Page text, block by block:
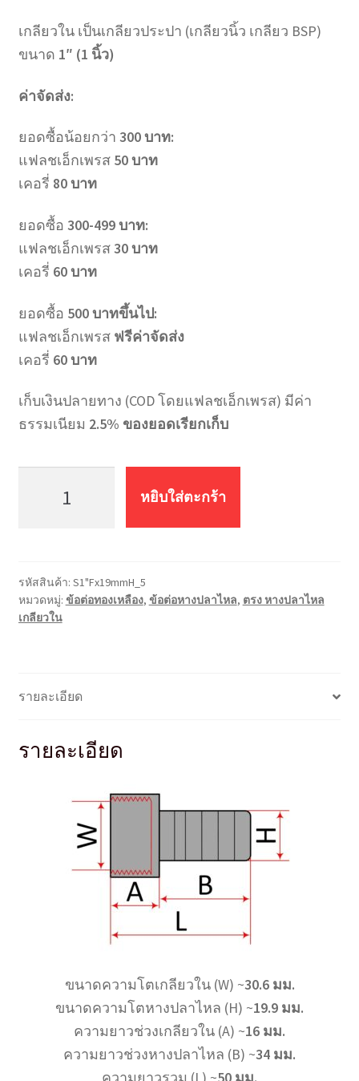
เกลียวใน เป็นเกลียวประปา (เกลียวนิ้ว เกลียว BSP)
ขนาด 1″ (1 นิ้ว)
ค่าจัดส่ง:
ยอดซื้อน้อยกว่า 300 บาท:
แฟลชเอ็กเพรส 50 บาท
เคอรี่ 80 บาท
ยอดซื้อ 300-499 บาท:
แฟลชเอ็กเพรส30 บาท
เคอรี่ 60 บาท
ยอดซื้อ 500 บาทขึ้นไป:
แฟลชเอ็กเพรส ฟรีค่าจัดส่ง
เคอรี่ 60 บาท
เก็บเงินปลายทาง (COD โดยแฟลชเอ็กเพรส) มีค่า
ธรรมเนียม 2.5% ของยอดเรียกเก็บ
เกลียว
ใน
S1"Fx19mmH
หยิบใส่ตะกร้า
รหัสสินค้า: S1"Fx19mmH_5
หมวดหมู่: ข้อต่อทองเหลือง, ข้อต่อหางปลาไหล, ตรง หางปลาไหล
เกลียวใน
รายละเอียด
รายละเอียด
ขนาดความโตเกลียวใน (W) ~30.6 มม.
ขนาดความโตหางปลาไหล (H) ~19.9 มม.
ความยาวช่วงเกลียวใน (A) ~16 มม.
ความยาวช่วงหางปลาไหล (B) ~34 มม.
ความยาวรวม (L) ~50 มม.